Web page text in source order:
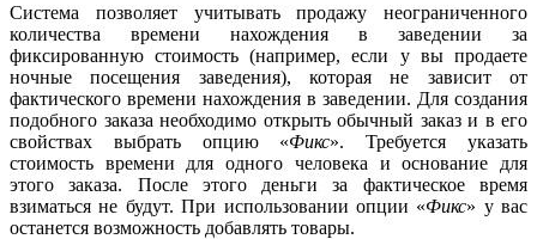
Система позволяет учитывать продажу неограниченного
количества времени нахождения в заведении за
фиксированную стоимость (например, если у вы продаете
ночные посещения заведения), которая не зависит от
фактического времени нахождения в заведении. Для создания
подобного заказа необходимо открыть обычный заказ и в его
свойствах выбрать опцию «Фикс». Требуется указать
стоимость времени для одного человека и основание для
этого заказа. После этого деньги за фактическое время
взиматься не будут. При использовании опции «Фикс» у вас
останется возможность добавлять товары.